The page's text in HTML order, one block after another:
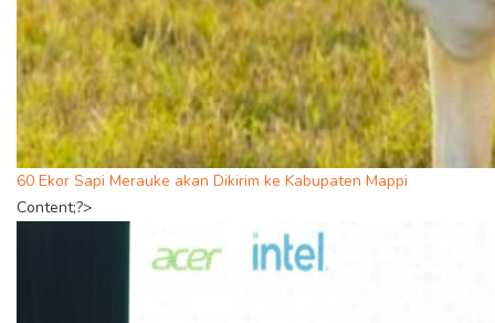
60 Ekor Sapi Merauke akan Dikirim ke Kabupaten Mappi
Content;?>